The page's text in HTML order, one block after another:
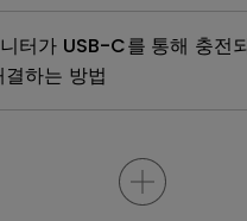
터가 USB-C를 통해 충전
하는 방법